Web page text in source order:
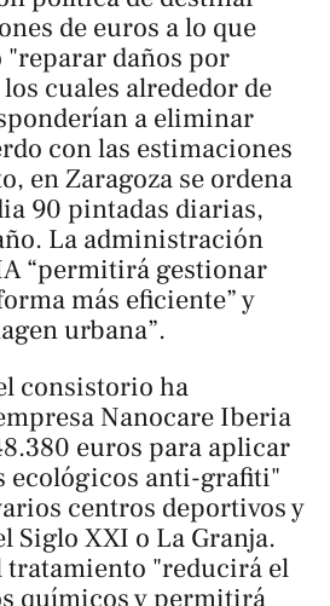
de euros a lo que
daños por
cuales alrededor de
a eliminar
con las estimaciones
en Zaragoza se ordena
90 pintadas diarias,
La administración
“permitirá gestionar
más eficiente” y
urbana”.
consistorio ha
Nanocare Iberia
euros para aplicar
ecológicos anti-grafiti"
centros deportivos y
Siglo XXI o La Granja.
tratamiento "reducirá el
químicos y permitirá